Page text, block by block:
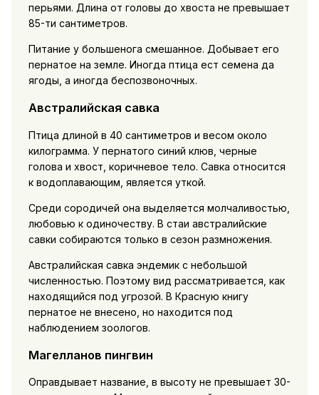
перьями. Длина от головы до хвоста не превышает
85-ти сантиметров.
Питание у большенога смешанное. Добывает его
пернатое на земле. Иногда птица ест семена да
ягоды, а иногда беспозвоночных.
Австралийская савка
Птица длиной в 40 сантиметров и весом около
килограмма. У пернатого синий клюв, черные
голова и хвост, коричневое тело. Савка относится
к водоплавающим, является уткой.
Среди сородичей она выделяется молчаливостью,
любовью к одиночеству. В стаи австралийские
савки собираются только в сезон размножения.
Австралийская савка эндемик с небольшой
численностью. Поэтому вид рассматривается, как
находящийся под угрозой. В Красную книгу
пернатое не внесено, но находится под
наблюдением зоологов.
Магелланов пингвин
Оправдывает название, в высоту не превышает 30-